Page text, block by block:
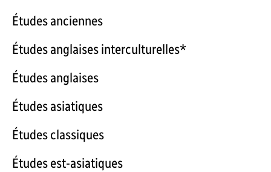
Études anciennes
Études anglaises interculturelles*
Études anglaises
Études asiatiques
Études classiques
Études est-asiatiques